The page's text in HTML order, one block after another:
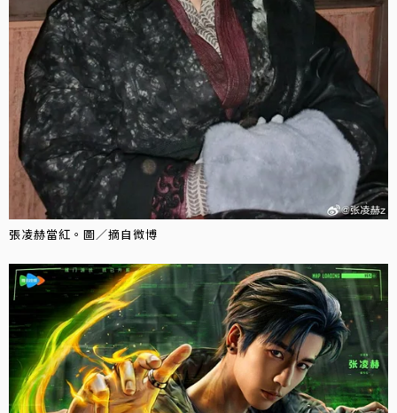
張凌赫當紅。圖／摘自微博